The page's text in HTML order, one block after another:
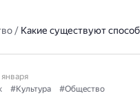
/ Какие существуют
#Культура #Общество